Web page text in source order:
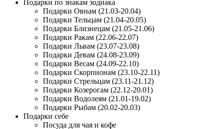
Подарки по знакам зодиака
Подарки Овнам (21.03-20.04)
Подарки Тельцам (21.04-20.05)
Подарки Близнецам (21.05-21.06)
Подарки Ракам (22.06-22.07)
Подарки Львам (23.07-23.08)
Подарки Девам (24.08-23.09)
Подарки Весам (24.09-22.10)
Подарки Скорпионам (23.10-22.11)
Подарки Стрельцам (23.11-21.12)
Подарки Козерогам (22.12-20.01)
Подарки Водолеям (21.01-19.02)
Подарки Рыбам (20.02-20.03)
Подарки себе
Посуда для чая и кофе